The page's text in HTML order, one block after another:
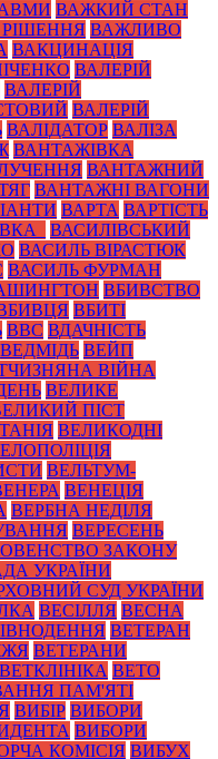
ВАЖКИЙ СТАН
ВАЖЛИВО
ВАКЦИНАЦІЯ
ВАЛЕРІЙ
ВАЛЕРІЙ
ВАЛЕРІЙ
ВАЛІДАТОР ВАЛІЗА
ВАНТАЖІВКА
ВАНТАЖНИЙ
ВАНТАЖНІ ВАГОНИ
ВАРТА ВАРТІСТЬ
ВАСИЛІВСЬКИЙ
ВАСИЛЬ ВІРАСТЮК
ВАСИЛЬ ФУРМАН
ВБИВСТВО
ВБИТІ
ВВС ВДАЧНІСТЬ
ВЕДМІДЬ ВЕЙП
ВІЙНА
ВЕЛИКЕ
ПІСТ
ВЕЛИКОДНІ
ВЕЛЬТУМ-
ВЕНЕЦІЯ
ВЕРБНА НЕДІЛЯ
ВЕРЕСЕНЬ
ЗАКОНУ
УКРАЇНИ
СУД УКРАЇНИ
ВЕСІЛЛЯ ВЕСНА
ВЕТЕРАН
ВЕТЕРАНИ
ВЕТКЛІНІКА ВЕТО
ПАМ'ЯТІ
ВИБІР ВИБОРИ
ВИБОРИ
КОМІСІЯ ВИБУХ